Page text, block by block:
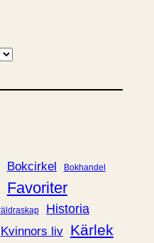
Bokcirkel Bokhandel
Favoriter
Historia
Kvinnors liv Kärlek